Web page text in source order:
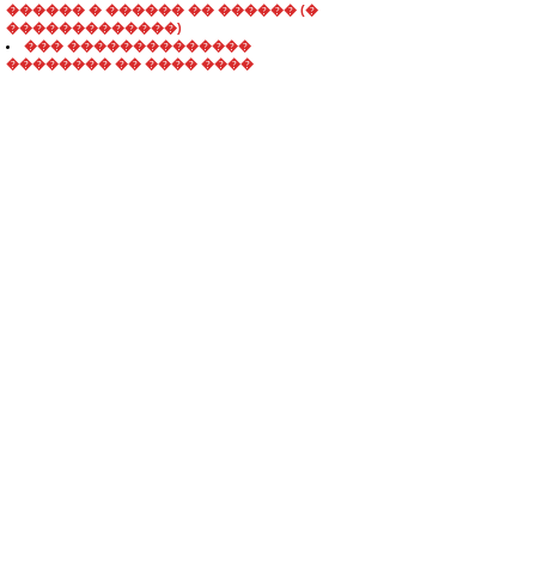
������ � ������ �� ������ (�
�������������)
��� ��������������
�������� �� ���� ����